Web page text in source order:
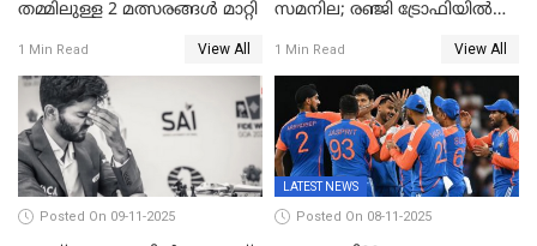
തമ്മിലുള്ള 2 മത്സരങ്ങള്‍ മാറ്റി
1 Min Read View All
സമനില; രഞ്ജി ട്രോഫിയിൽ
1 Min Read View All
Posted On 09-11-2025
LATEST NEWS
Posted On 08-11-2025